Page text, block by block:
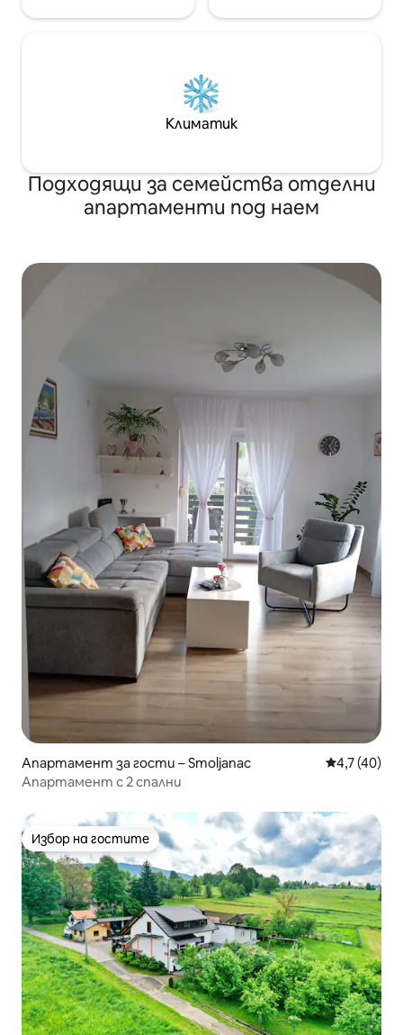
Климатик
Подходящи за семейства отделни
апартаменти под наем
Апартамент за гости – Smoljanac Средна
4,7 (40)
Апартамент с 2 спални
Избор на гостите
Избор на гостите